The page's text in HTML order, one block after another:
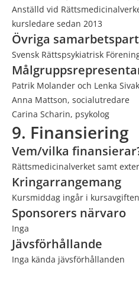
Anställd vid
kursledare sedan 2013
Övriga
Svensk Rättspsykiatrisk
Patrik Molander och Lenka
Anna Mattson, socialutredare
Carina Scharin, psykolog
9. Finansiering
Vem/vilka
Rättsmedicinalverket samt
Kringarrangemang
Kursmiddag ingår i kursavgiften
Sponsorers närvaro
Inga
Jävsförhållande
Inga kända jävsförhållanden